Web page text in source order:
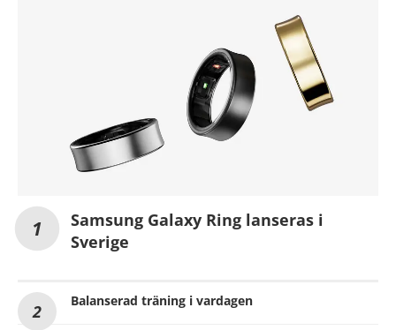
Samsung Galaxy Ring lanseras i
Sverige
Balanserad träning i vardagen